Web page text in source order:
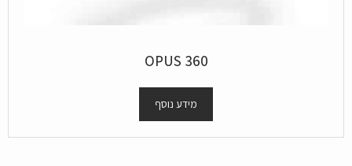
OPUS 360
מידע נוסף